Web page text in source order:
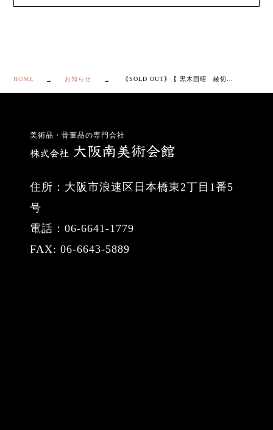
HOME お知らせ
美術品・骨董品の専門会社
住所：大阪市浪速区日本橋東2丁目1番5
号
電話：06-6641-1779
FAX: 06-6643-5889